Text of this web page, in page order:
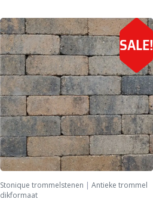
SALE!
Stonique trommelstenen | Antieke trommel
dikformaat